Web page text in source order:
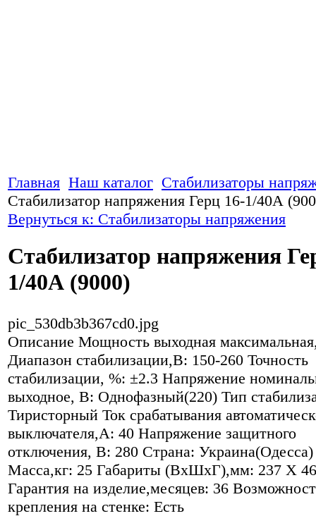
Главная Наш каталог Стабилизаторы
Стабилизатор напряжения Герц 16-1/40А
Вернуться к: Стабилизаторы напряжения
Стабилизатор напряжения
1/40А (9000)
pic_530db3b367cd0.jpg
Описание Мощность выходная
Диапазон стабилизации,В: 150-260 Точность
стабилизации, %: ±2.3 Напряжение
выходное, В: Однофазный(220) Тип
Тиристорный Ток срабатывания
выключателя,А: 40 Напряжение защитного
отключения, В: 280 Страна: Украина(Одесса)
Масса,кг: 25 Габариты (ВхШхГ),мм: 237 X
Гарантия на изделие,месяцев: 36
крепления на стенке: Есть